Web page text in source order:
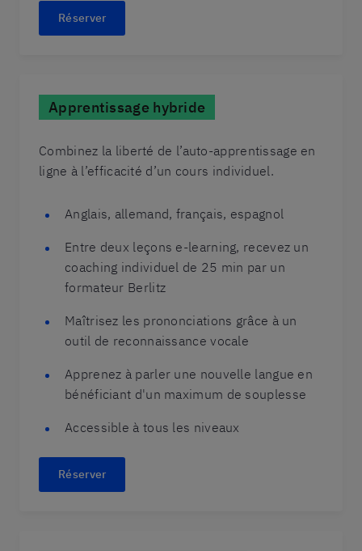
Réserver
Apprentissage hybride
Combinez la liberté de l’auto-apprentissage en
ligne à l’efficacité d’un cours individuel.
Anglais, allemand, français, espagnol
Entre deux leçons e-learning, recevez un
coaching individuel de 25 min par un
formateur Berlitz
Maîtrisez les prononciations grâce à un
outil de reconnaissance vocale
Apprenez à parler une nouvelle langue en
bénéficiant d'un maximum de souplesse
Accessible à tous les niveaux
Réserver